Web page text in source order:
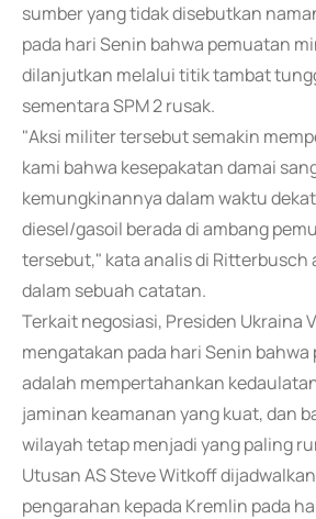
sumber yang tidak disebutkan
pada hari Senin bahwa pemuatan
dilanjutkan melalui titik tambat
sementara SPM 2 rusak.
"Aksi militer tersebut semakin
kami bahwa kesepakatan damai
kemungkinannya dalam waktu
diesel/gasoil berada di ambang
tersebut," kata analis di Ritterbusch
dalam sebuah catatan.
Terkait negosiasi, Presiden Ukraina
mengatakan pada hari Senin bahwa
adalah mempertahankan
jaminan keamanan yang kuat, dan
wilayah tetap menjadi yang paling
Utusan AS Steve Witkoff
pengarahan kepada Kremlin pada